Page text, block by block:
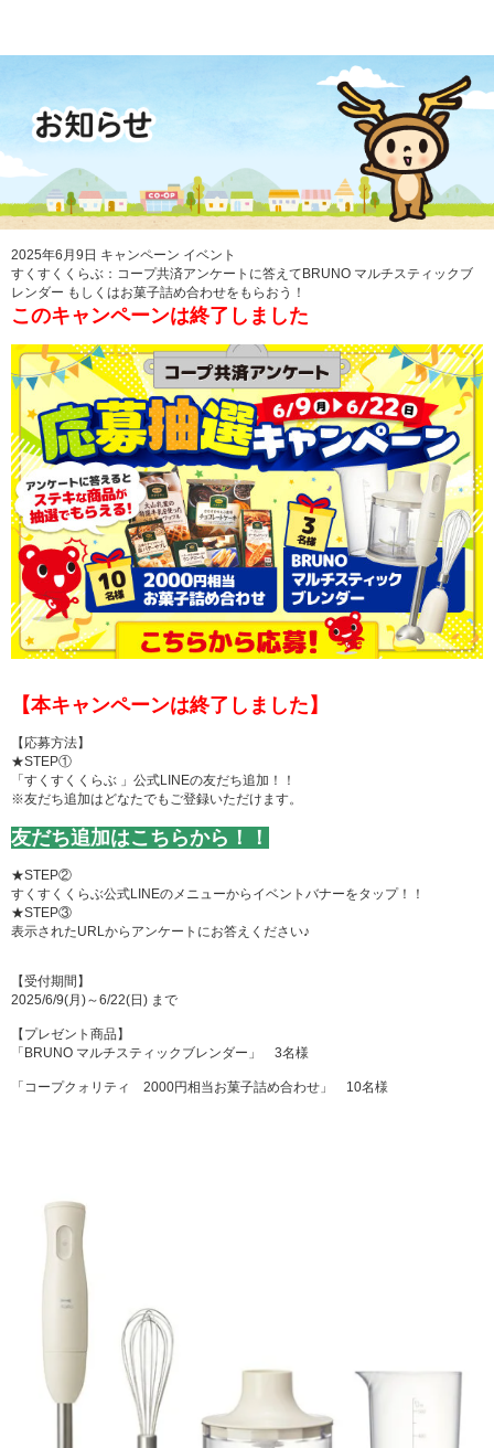
2025年6月9日 キャンペーン イベント
すくすくくらぶ：コープ共済アンケートに答えてBRUNO マルチスティックブ
レンダー もしくはお菓子詰め合わせをもらおう！
このキャンペーンは終了しました
【本キャンペーンは終了しました】
【応募方法】
★STEP①
「すくすくくらぶ 」公式LINEの友だち追加！！
※友だち追加はどなたでもご登録いただけます。
友だち追加はこちらから！！
★STEP②
すくすくくらぶ公式LINEのメニューからイベントバナーをタップ！！
★STEP③
表示されたURLからアンケートにお答えください♪
【受付期間】⁡
2025/6/9(月)～6/22(日) まで⁡⁡
【プレゼント商品】⁡
「BRUNO マルチスティックブレンダー」 3名様
「コープクォリティ 2000円相当お菓子詰め合わせ」 10名様